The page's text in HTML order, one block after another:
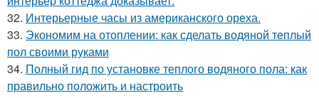
32. Интерьерные часы из американского ореха.
33. Экономим на отоплении: как сделать водяной теплый
пол своими руками
34. Полный гид по установке теплого водяного пола: как
правильно положить и настроить